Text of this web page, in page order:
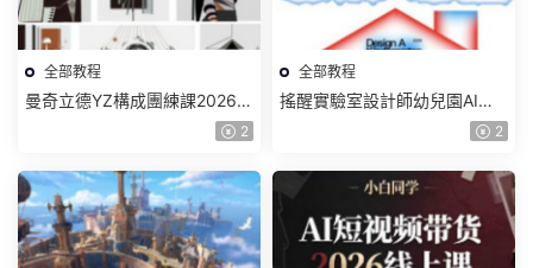
全部教程
曼奇立德YZ構成團練課2026年
8月已結課【畫質高清有課件】
2
全部教程
搖醒實驗室設計師幼兒園AI軟
件基礎課2025【畫質不錯有素
2